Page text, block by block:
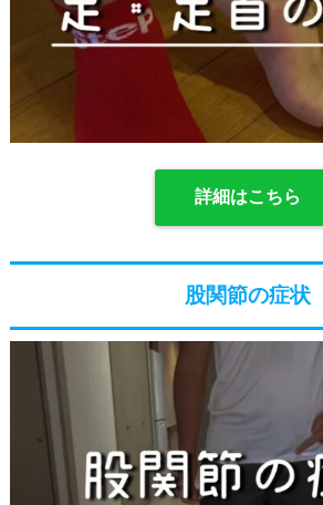
詳細はこちら
股関節の症状